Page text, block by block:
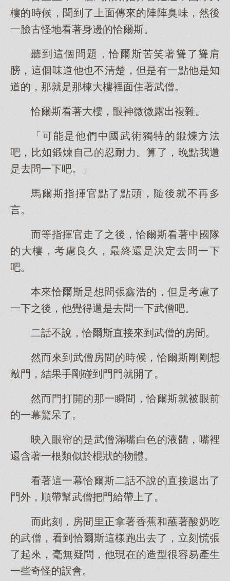
樓的時候，聞到了上面傳來的陣陣臭味，然後
一臉古怪地看著身邊的恰爾斯。
聽到這個問題，恰爾斯苦笑著聳了聳肩
膀，這個味道他也不清楚，但是有一點他是知
道的，那就是那棟大樓裡面住著武僧。
恰爾斯看著大樓，眼神微微露出複雜。
「可能是他們中國武術獨特的鍛煉方法
吧，比如鍛煉自己的忍耐力。算了，晚點我還
是去問一下吧。」
馬爾斯指揮官點了點頭，隨後就不再多
言。
而等指揮官走了之後，恰爾斯看著中國隊
的大樓，考慮良久，最終還是決定去問一下
吧。
本來恰爾斯是想問張鑫浩的，但是考慮了
一下之後，他覺得還是去問一下武僧吧。
二話不說，恰爾斯直接來到武僧的房間。
然而來到武僧房間的時候，恰爾斯剛剛想
敲門，結果手剛碰到門門就開了。
然而門打開的那一瞬間，恰爾斯就被眼前
的一幕驚呆了。
映入眼帘的是武僧滿嘴白色的液體，嘴裡
還含著一根類似於棍狀的物體。
看著這一幕恰爾斯二話不說的直接退出了
門外，順帶幫武僧把門給帶上了。
而此刻，房間里正拿著香蕉和蘸著酸奶吃
的武僧，看到恰爾斯這樣跑出去了，立刻慌張
了起來，毫無疑問，他現在的造型很容易產生
一些奇怪的誤會。